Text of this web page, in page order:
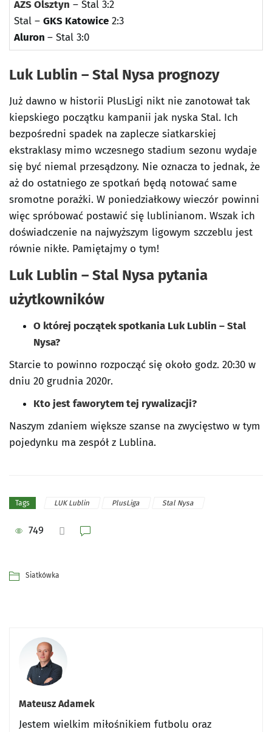
AZS Olsztyn – Stal 3:2
Stal – GKS Katowice 2:3
Aluron – Stal 3:0
Luk Lublin – Stal Nysa prognozy
Już dawno w historii PlusLigi nikt nie zanotował tak
kiepskiego początku kampanii jak nyska Stal. Ich
bezpośredni spadek na zaplecze siatkarskiej
ekstraklasy mimo wczesnego stadium sezonu wydaje
się być niemal przesądzony. Nie oznacza to jednak, że
aż do ostatniego ze spotkań będą notować same
sromotne porażki. W poniedziałkowy wieczór powinni
więc spróbować postawić się lublinianom. Wszak ich
doświadczenie na najwyższym ligowym szczeblu jest
równie nikłe. Pamiętajmy o tym!
Luk Lublin – Stal Nysa pytania
użytkowników
O której początek spotkania Luk Lublin – Stal
Nysa?
Starcie to powinno rozpocząć się około godz. 20:30 w
dniu 20 grudnia 2020r.
Kto jest faworytem tej rywalizacji?
Naszym zdaniem większe szanse na zwycięstwo w tym
pojedynku ma zespół z Lublina.
Tags LUK Lublin PlusLiga Stal Nysa
749
Siatkówka
Mateusz Adamek
Jestem wielkim miłośnikiem futbolu oraz